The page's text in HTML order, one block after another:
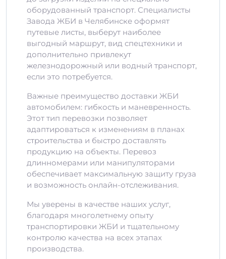
оборудованный транспорт. Специалисты
Завода ЖБИ в Челябинске оформят
путевые листы, выберут наиболее
выгодный маршрут, вид спецтехники и
дополнительно привлекут
железнодорожный или водный транспорт,
если это потребуется.
Важные преимущество доставки ЖБИ
автомобилем: гибкость и маневренность.
Этот тип перевозки позволяет
адаптироваться к изменениям в планах
строительства и быстро доставлять
продукцию на объекты. Перевоз
длинномерами или манипуляторами
обеспечивает максимальную защиту груза
и возможность онлайн-отслеживания.
Мы уверены в качестве наших услуг,
благодаря многолетнему опыту
транспортировки ЖБИ и тщательному
контролю качества на всех этапах
производства.